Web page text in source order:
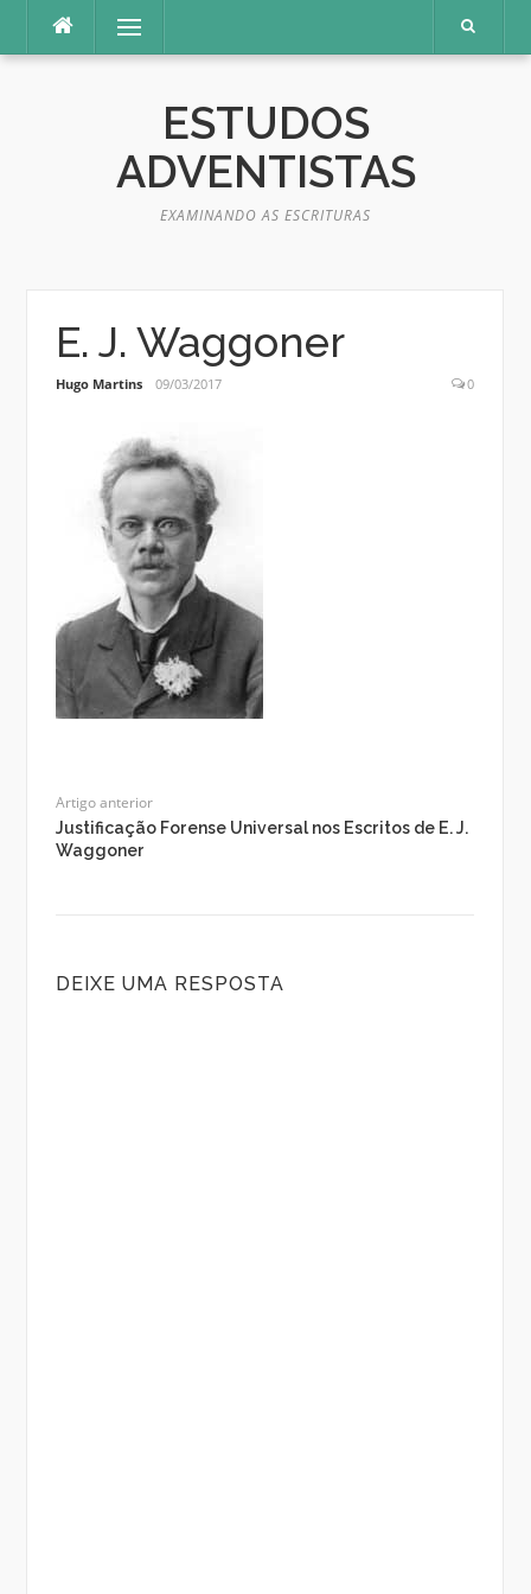
o
Menu
ESTUDOS
ADVENTISTAS
EXAMINANDO AS ESCRITURAS
E. J. Waggoner
Hugo Martins 09/03/2017 0
Artigo anterior
Justificação Forense Universal nos Escritos de E. J.
Waggoner
DEIXE UMA RESPOSTA